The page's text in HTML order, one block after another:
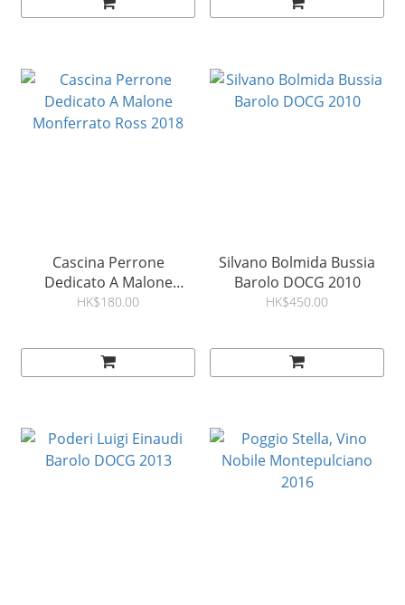
Cascina Perrone
Dedicato A Malone
Monferrato Ross 2018
HK$180.00
Silvano Bolmida Bussia
Barolo DOCG 2010
HK$450.00